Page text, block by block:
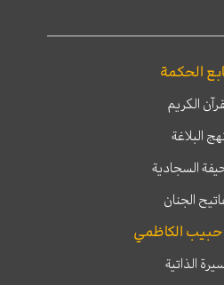
الحكمة
الكريم
البلاغة
السجادية
الجنان
الكاظمي
الذاتية